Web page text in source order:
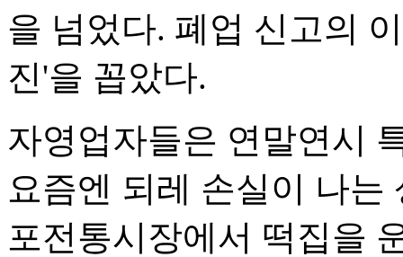
을 넘었다. 폐업 신고의
진'을 꼽았다.
자영업자들은 연말연시
요즘엔 되레 손실이 나
포전통시장에서 떡집을